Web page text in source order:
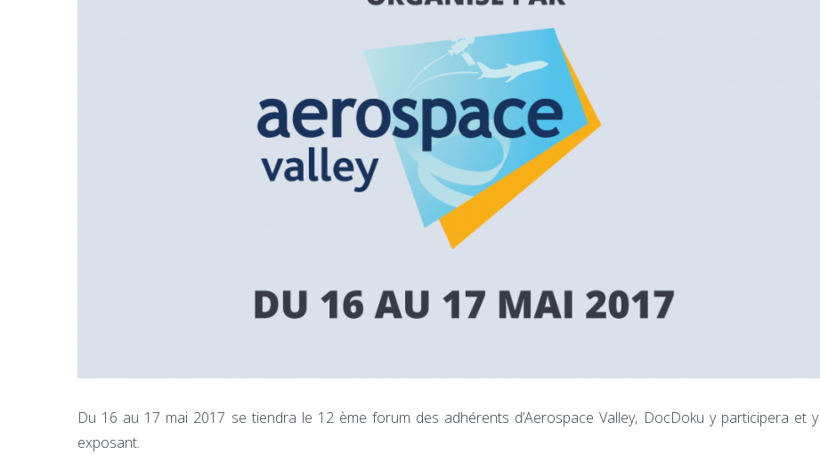
Du 16 au 17 mai 2017 se tiendra le 12 ème forum des adhérents d’Aerospace Valley, DocDoku y participera et
exposant.